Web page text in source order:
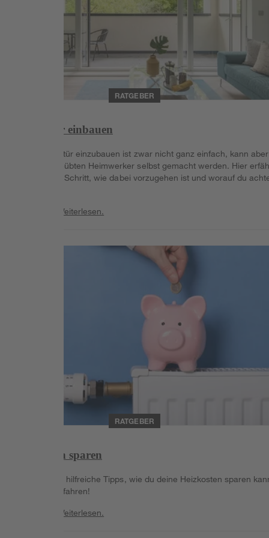
RATGEBER
Schiebetür einbauen
Eine Schiebetür einzubauen ist zwar nicht ganz einfach, kann aber
von einem geübten Heimwerker selbst gemacht werden. Hier
du Schritt für Schritt, wie dabei vorzugehen ist und worauf du
Weiterlesen.
RATGEBER
Heizkosten sparen
Wir geben dir hilfreiche Tipps, wie du deine Heizkosten sparen
Jetzt mehr erfahren!
Weiterlesen.